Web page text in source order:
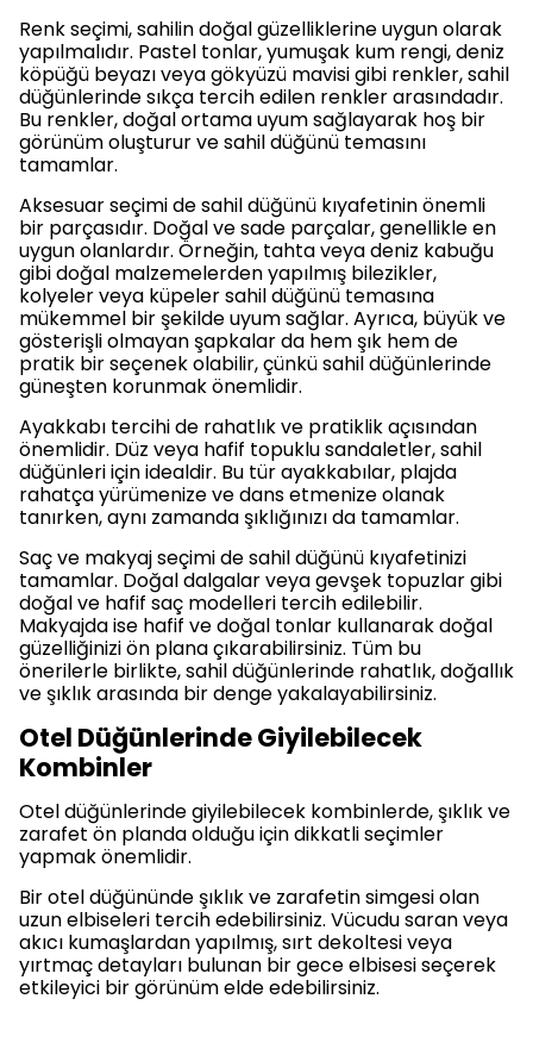
Renk seçimi, sahilin doğal güzelliklerine uygun olarak
yapılmalıdır. Pastel tonlar, yumuşak kum rengi, deniz
köpüğü beyazı veya gökyüzü mavisi gibi renkler, sahil
düğünlerinde sıkça tercih edilen renkler arasındadır.
Bu renkler, doğal ortama uyum sağlayarak hoş bir
görünüm oluşturur ve sahil düğünü temasını
tamamlar.
Aksesuar seçimi de sahil düğünü kıyafetinin önemli
bir parçasıdır. Doğal ve sade parçalar, genellikle en
uygun olanlardır. Örneğin, tahta veya deniz kabuğu
gibi doğal malzemelerden yapılmış bilezikler,
kolyeler veya küpeler sahil düğünü temasına
mükemmel bir şekilde uyum sağlar. Ayrıca, büyük ve
gösterişli olmayan şapkalar da hem şık hem de
pratik bir seçenek olabilir, çünkü sahil düğünlerinde
güneşten korunmak önemlidir.
Ayakkabı tercihi de rahatlık ve pratiklik açısından
önemlidir. Düz veya hafif topuklu sandaletler, sahil
düğünleri için idealdir. Bu tür ayakkabılar, plajda
rahatça yürümenize ve dans etmenize olanak
tanırken, aynı zamanda şıklığınızı da tamamlar.
Saç ve makyaj seçimi de sahil düğünü kıyafetinizi
tamamlar. Doğal dalgalar veya gevşek topuzlar gibi
doğal ve hafif saç modelleri tercih edilebilir.
Makyajda ise hafif ve doğal tonlar kullanarak doğal
güzelliğinizi ön plana çıkarabilirsiniz. Tüm bu
önerilerle birlikte, sahil düğünlerinde rahatlık, doğallık
ve şıklık arasında bir denge yakalayabilirsiniz.
Otel Düğünlerinde Giyilebilecek
Kombinler
Otel düğünlerinde giyilebilecek kombinlerde, şıklık ve
zarafet ön planda olduğu için dikkatli seçimler
yapmak önemlidir.
Bir otel düğününde şıklık ve zarafetin simgesi olan
uzun elbiseleri tercih edebilirsiniz. Vücudu saran veya
akıcı kumaşlardan yapılmış, sırt dekoltesi veya
yırtmaç detayları bulunan bir gece elbisesi seçerek
etkileyici bir görünüm elde edebilirsiniz.